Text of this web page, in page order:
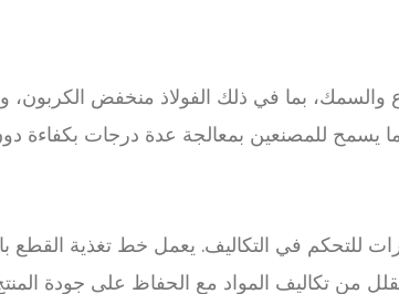
بما في ذلك الفولاذ منخفض الكربون،
للتحكم في التكاليف. يعمل خط تغذية
من تكاليف المواد مع الحفاظ على جودة